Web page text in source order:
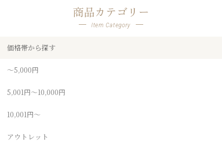
照明のタイプから探す
用途から探す
光源のご提供
オプション機能から探す
商品カテゴリー
Item Category
価格帯から探す
～5,000円
5,001円～10,000円
10,001円～
アウトレット